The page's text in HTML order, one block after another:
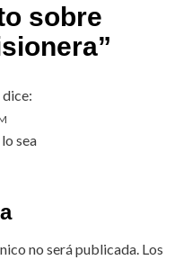
sobre
”
dice:
sea
no será publicada. Los